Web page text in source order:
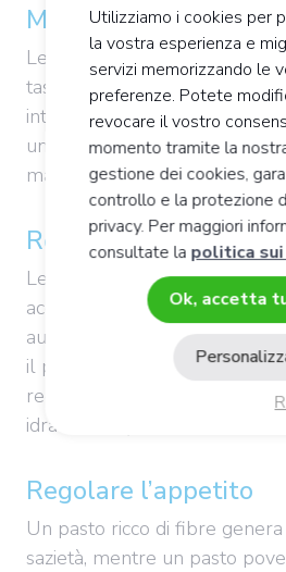
Migliorare la
Le fibre alimentari possono
tasso di colesterolo LDL,
intestinale dei nutrienti, tra cui
un ruolo importante nella
malattie cardiovascolari1.
Regolare il transito
Le fibre assorbono da 3 a
acqua. Questo trattenimento
automaticamente il volume
il passaggio nell’intestino. Il
regolare, a condizione però
idratazione (almeno 1,5 litri al
Regolare l’appetito
Un pasto ricco di fibre genera
sazietà, mentre un pasto
Utilizziamo i cookies per
la vostra esperienza e
servizi memorizzando le
preferenze. Potete
revocare il vostro
momento tramite la
gestione dei cookies,
controllo e la protezione
privacy. Per maggiori
consultate la politica
Ok, accetta